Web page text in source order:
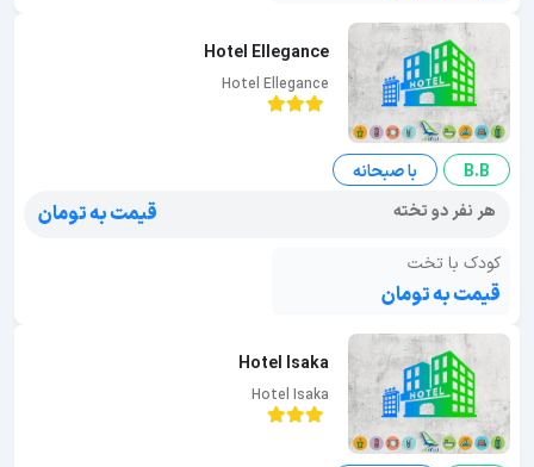
Hotel Ellegance
Hotel Ellegance
B.B
با صبحانه
هر نفر دو تخته
قیمت به تومان
کودک با تخت
قیمت به تومان
Hotel Isaka
Hotel Isaka